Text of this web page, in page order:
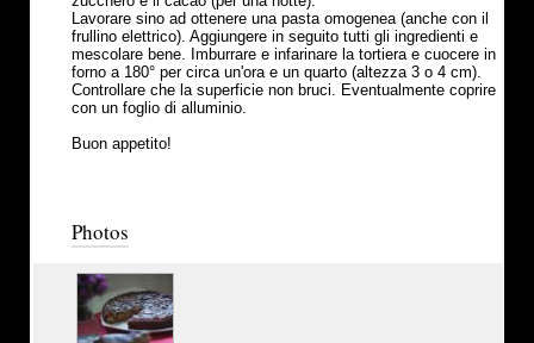
Lavorare sino ad ottenere una pasta omogenea (anche con il
frullino elettrico). Aggiungere in seguito tutti gli ingredienti e
mescolare bene. Imburrare e infarinare la tortiera e cuocere in
forno a 180° per circa un'ora e un quarto (altezza 3 o 4 cm).
Controllare che la superficie non bruci. Eventualmente coprire
con un foglio di alluminio.
Buon appetito!
Photos